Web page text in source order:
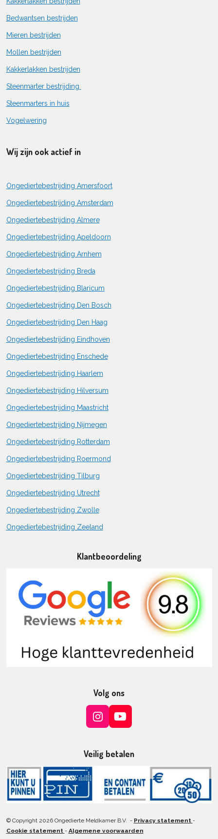
Bedwantsen bestrijden
Mieren bestrijden
Mollen bestrijden
Kakkerlakken bestrijden
Steenmarter bestrijding
Steenmarters in huis
Vogelwering
Wij zijn ook actief in
Ongediertebestrijding Amersfoort
Ongediertebestrijding Amsterdam
Ongediertebestrijding Almere
Ongediertebestrijding Apeldoorn
Ongediertebestrijding Arnhem
Ongediertebestrijding Breda
Ongediertebestrijding Blaricum
Ongediertebestrijding Den Bosch
Ongediertebestrijding Den Haag
Ongediertebestrijding Eindhoven
Ongediertebestrijding Enschede
Ongediertebestrijding Haarlem
Ongediertebestrijding Hilversum
Ongediertebestrijding Maastricht
Ongediertebestrijding Nijmegen
Ongediertebestrijding Rotterdam
Ongediertebestrijding Roermond
Ongediertebestrijding Tilburg
Ongediertebestrijding Utrecht
Ongediertebestrijding Zwolle
Ongediertebestrijding Zeeland
Klantbeoordeling
Volg ons
I
t
Y
T
e
Veilig betalen
© Copyright 2026 Ongedierte Meldkamer B.V. - Privacy statement -
Cookie statement - Algemene voorwaarden